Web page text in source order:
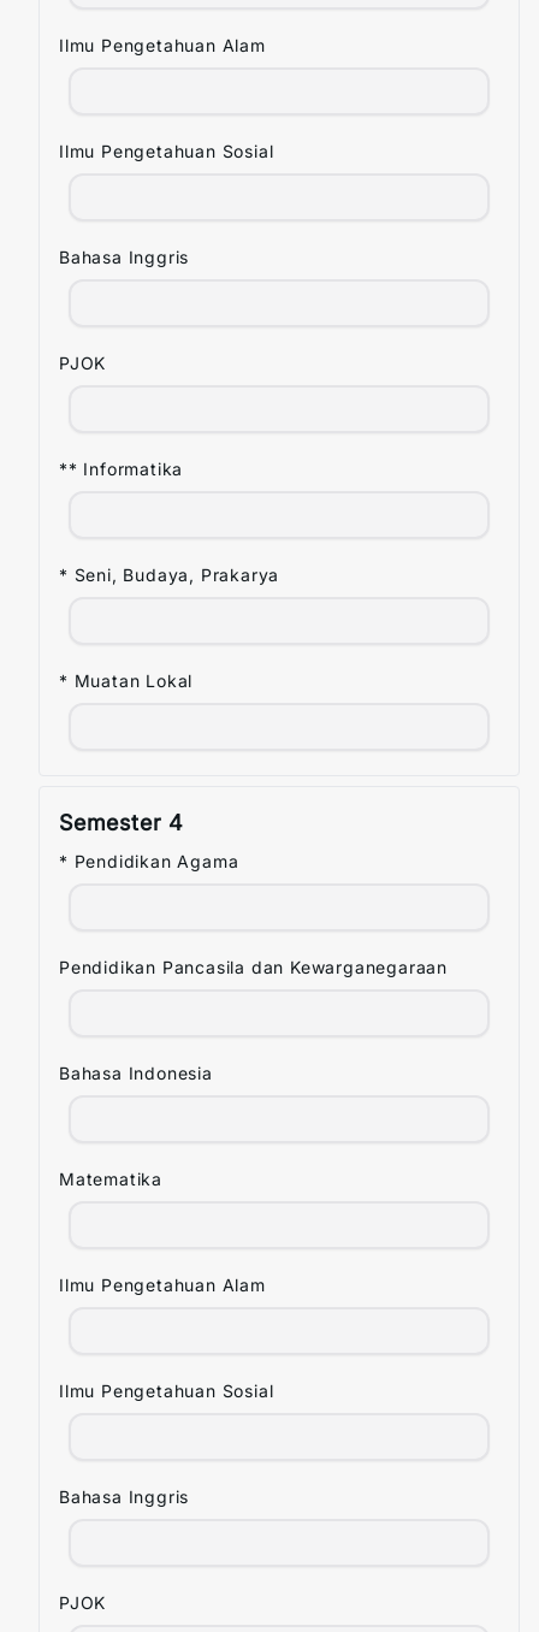
Ilmu Pengetahuan Alam
Ilmu Pengetahuan Sosial
Bahasa Inggris
PJOK
** Informatika
* Seni, Budaya, Prakarya
* Muatan Lokal
Semester 4
* Pendidikan Agama
Pendidikan Pancasila dan Kewarganegaraan
Bahasa Indonesia
Matematika
Ilmu Pengetahuan Alam
Ilmu Pengetahuan Sosial
Bahasa Inggris
PJOK